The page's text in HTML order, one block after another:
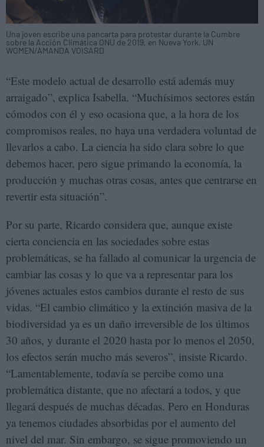
Una joven escribe una pancarta para protestar durante la Cumbre
sobre la Acción Climática ONU de 2019, en Nueva York. UN
WOMEN/AMANDA VOISARD
“Este modelo actual de desarrollo está además muy
arraigado”, explica Isabella. “Muchísimos sectores están
cómodos con él y eso ocasiona que, a la hora de los
compromisos reales, no haya una verdadera voluntad de
llevarlos a cabo. La ciencia ha sido clara sobre lo que
debemos hacer, pero sigue primando la economía, la
producción y muchas otras cosas, antes que centrarse en
revertir esta situación”.
Por su parte, Ricardo considera que, aunque existe
cierta conciencia en las sociedades sobre estas
problemáticas, se ha fallado al comunicar la urgencia de
cambiar las cosas y lo que va a representar para los
jóvenes actuales estos cambios durante el resto de sus
vidas. “El cambio climático y la extinción masiva de la
biodiversidad ya es un daño irreversible de los últimos
30 años, y durante el 2020 hasta por lo menos el 2050,
los efectos serán mucho más severos”, insiste Ricardo.
“Lamentablemente, todavía se percibe como una
problemática distante, que no afectará a todos, y que
llegará después de muchas décadas. Pero en Honduras
ya tenemos ciudades absorbidas por el aumento del
nivel del mar. Sin embargo, se sigue promoviendo un